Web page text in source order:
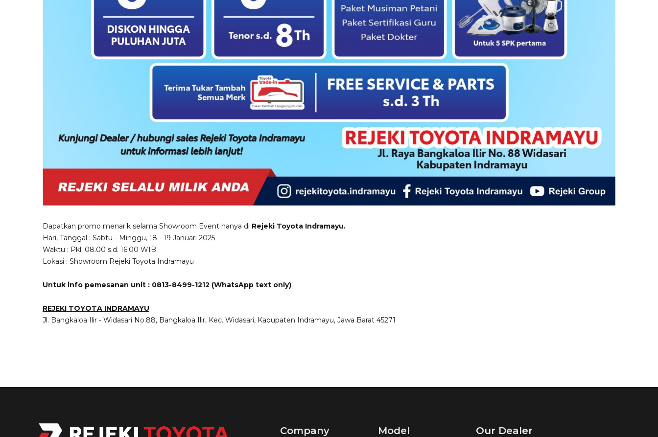
Dapatkan promo menarik selama Showroom Event hanya di Rejeki Toyota Indramayu.
Hari, Tanggal : Sabtu - Minggu, 18 - 19 Januari 2025
Waktu : Pkl. 08.00 s.d. 16.00 WIB
Lokasi : Showroom Rejeki Toyota Indramayu
Untuk info pemesanan unit : 0813-8499-1212 (WhatsApp text only)
REJEKI TOYOTA INDRAMAYU
Jl. Bangkaloa Ilir - Widasari No.88, Bangkaloa Ilir, Kec. Widasari, Kabupaten Indramayu, Jawa Barat 45271
Company Model Our Dealer